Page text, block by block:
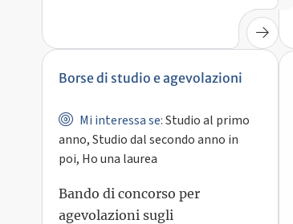
Borse di studio e agevolazioni
Mi interessa se:Studio al primo
anno, Studio dal secondo anno in
poi, Ho una laurea
Bando di concorso per
agevolazioni sugli